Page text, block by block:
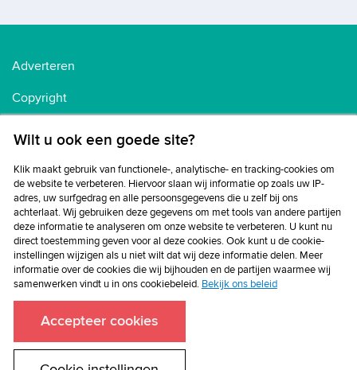
Adverteren
Copyright
Privacybeleid
Disclaimer
Wilt u ook een goede site?
Klik maakt gebruik van functionele-, analytische- en tracking-cookies om
de website te verbeteren. Hiervoor slaan wij informatie op zoals uw IP-
adres, uw surfgedrag en alle persoonsgegevens die u zelf bij ons
achterlaat. Wij gebruiken deze gegevens om met tools van andere partijen
deze informatie te analyseren om onze website te verbeteren. U kunt nu
direct toestemming geven voor al deze cookies. Ook kunt u de cookie-
instellingen wijzigen als u niet wilt dat wij deze informatie delen. Meer
informatie over de cookies die wij bijhouden en de partijen waarmee wij
samenwerken vindt u in ons cookiebeleid. Bekijk ons beleid
Accepteer cookies